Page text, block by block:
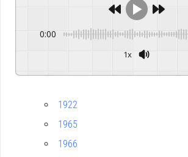
0:00
1x
1922
1965
1966